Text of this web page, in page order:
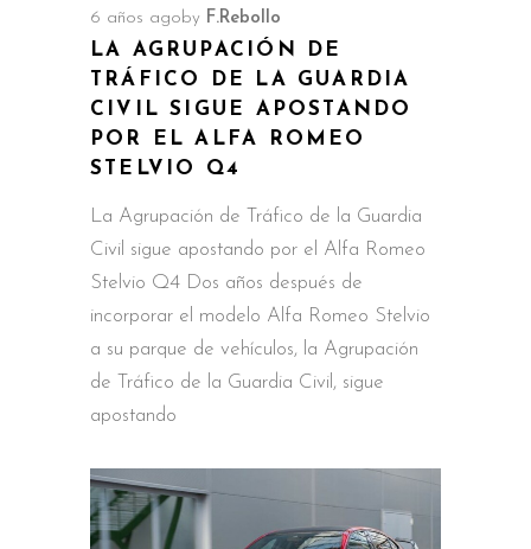
6 años ago by F.Rebollo
LA AGRUPACIÓN DE
TRÁFICO DE LA GUARDIA
CIVIL SIGUE APOSTANDO
POR EL ALFA ROMEO
STELVIO Q4
La Agrupación de Tráfico de la Guardia
Civil sigue apostando por el Alfa Romeo
Stelvio Q4 Dos años después de
incorporar el modelo Alfa Romeo Stelvio
a su parque de vehículos, la Agrupación
de Tráfico de la Guardia Civil, sigue
apostando